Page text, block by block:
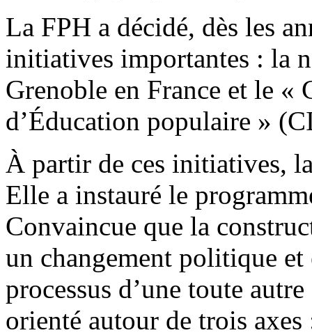
La FPH a décidé, dès les
initiatives importantes : la
Grenoble en France et le «
d’Éducation populaire »
À partir de ces initiatives,
Elle a instauré le
Convaincue que la
un changement politique
processus d’une toute
orienté autour de trois axes